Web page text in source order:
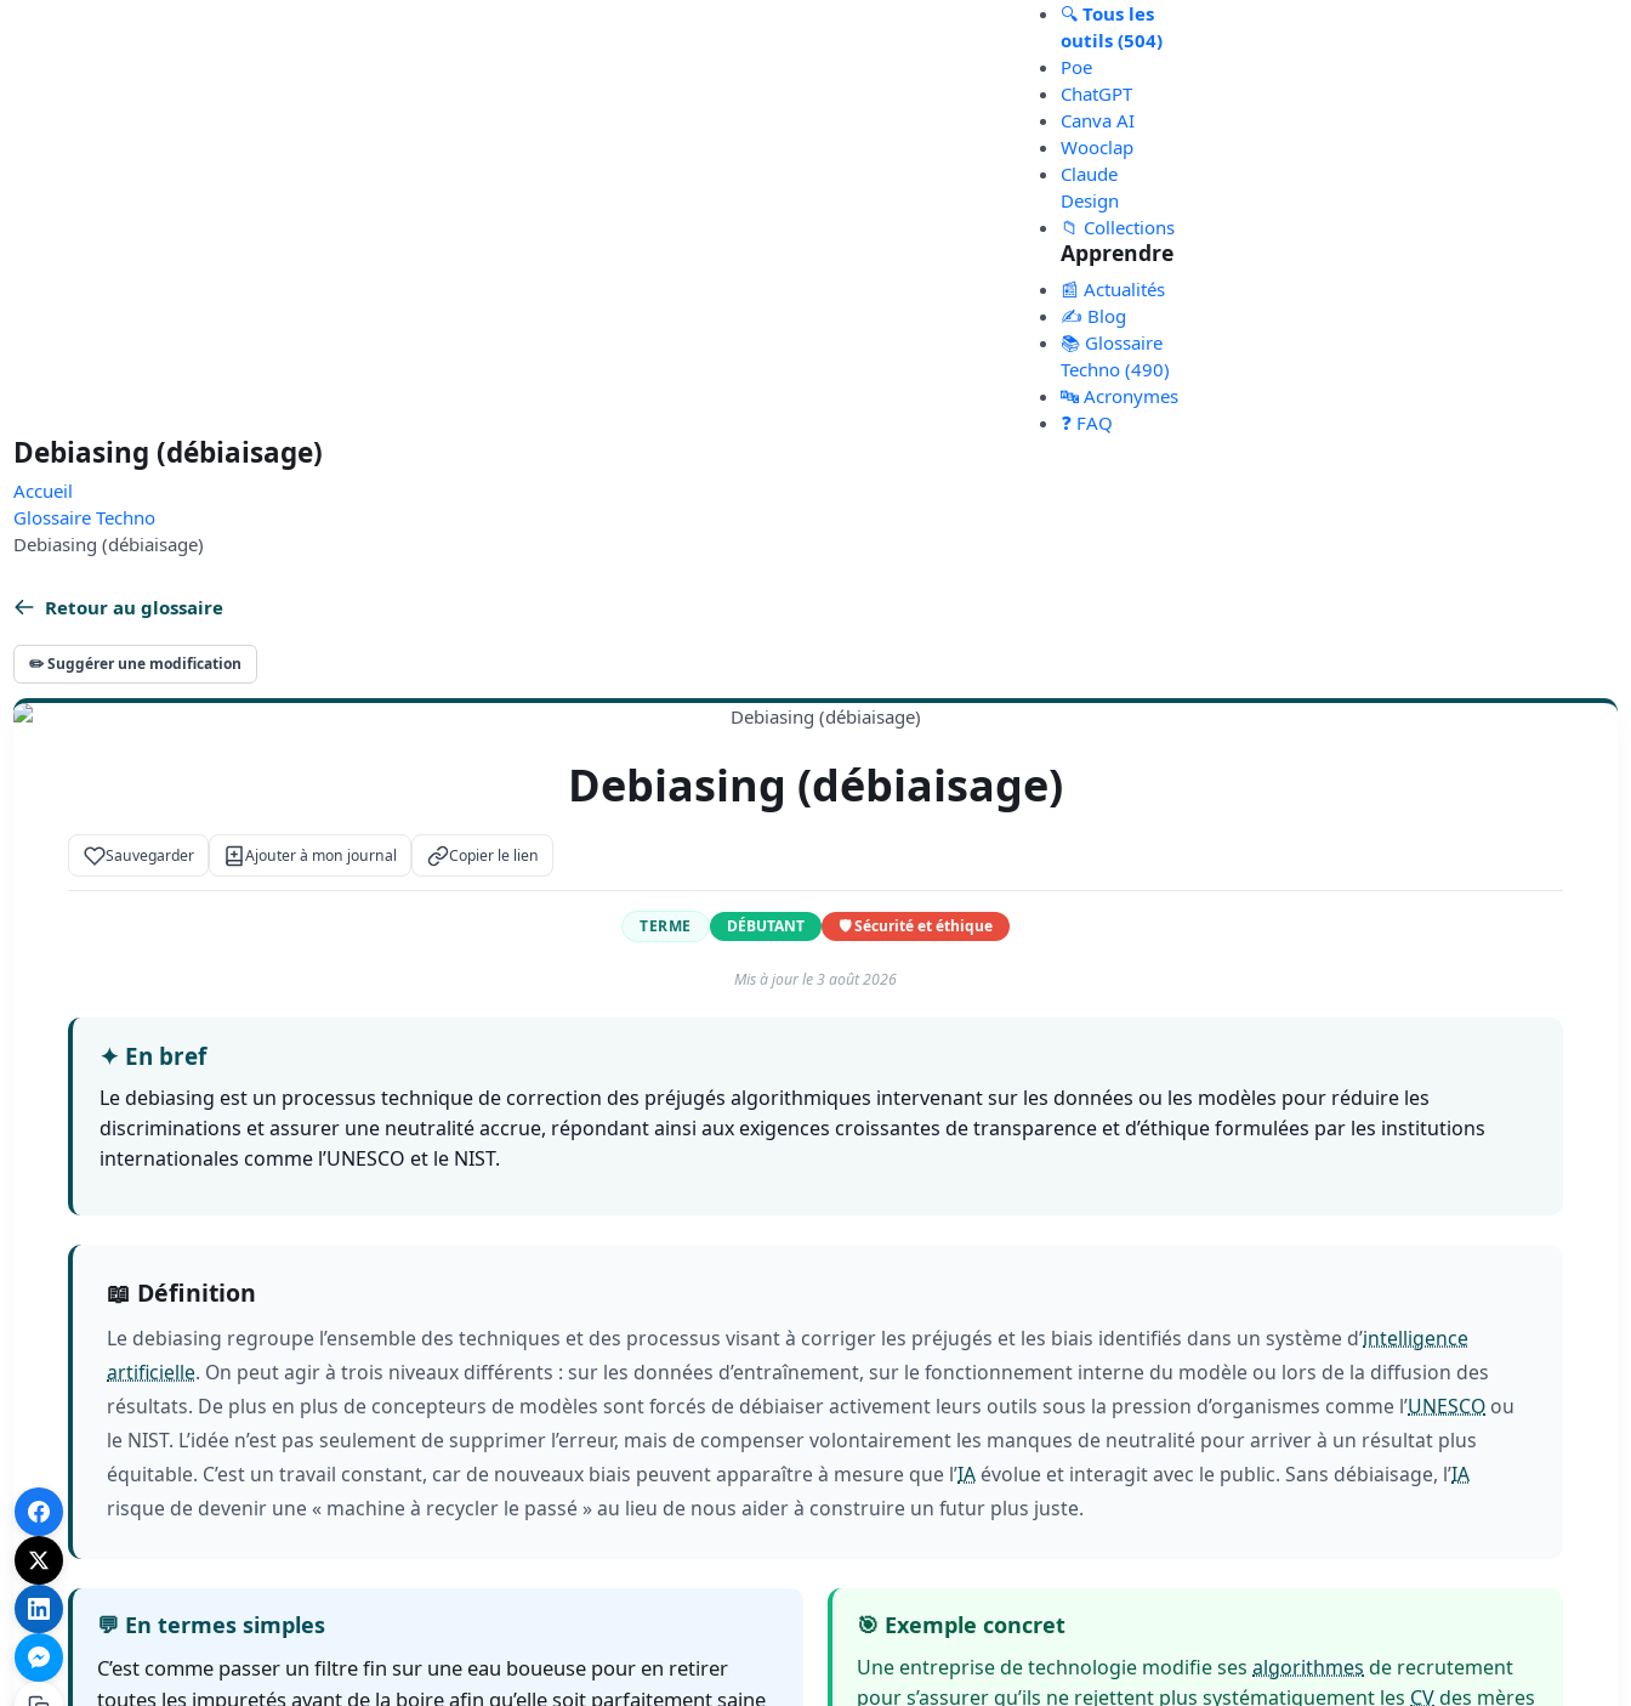
🔍Tous les
outils (504)
Poe
ChatGPT
Canva AI
Wooclap
Claude
Design
📁 Collections
Apprendre
📰 Actualités
✍️ Blog
📚 Glossaire
Techno (490)
🔤 Acronymes
❓ FAQ
Debiasing (débiaisage)
Accueil
Glossaire Techno
Debiasing (débiaisage)
Retour au glossaire
✏️ Suggérer une modification
Debiasing (débiaisage)
Sauvegarder Ajouter à mon journal Copier le lien
TERME DÉBUTANT 🛡️ Sécurité et éthique
Mis à jour le3 août 2026
✦ En bref
Le debiasing est un processus technique de correction des préjugés algorithmiques intervenant sur les données ou les modèles pour réduire les
discriminations et assurer une neutralité accrue, répondant ainsi aux exigences croissantes de transparence et d’éthique formulées par les institutions
internationales comme l’UNESCO et le NIST.
📖 Définition
Le debiasing regroupe l’ensemble des techniques et des processus visant à corriger les préjugés et les biais identifiés dans un système d’intelligence
artificielle. On peut agir à trois niveaux différents : sur les données d’entraînement, sur le fonctionnement interne du modèle ou lors de la diffusion des
résultats. De plus en plus de concepteurs de modèles sont forcés de débiaiser activement leurs outils sous la pression d’organismes comme l’UNESCO ou
le NIST. L’idée n’est pas seulement de supprimer l’erreur, mais de compenser volontairement les manques de neutralité pour arriver à un résultat plus
équitable. C’est un travail constant, car de nouveaux biais peuvent apparaître à mesure que l’IA évolue et interagit avec le public. Sans débiaisage, l’IA
risque de devenir une « machine à recycler le passé » au lieu de nous aider à construire un futur plus juste.
💬 En termes simples
C’est comme passer un filtre fin sur une eau boueuse pour en retirer
toutes les impuretés avant de la boire afin qu’elle soit parfaitement saine
🎯 Exemple concret
Une entreprise de technologie modifie ses algorithmesde recrutement
pour s’assurer qu’ils ne rejettent plus systématiquement les CVdes mères